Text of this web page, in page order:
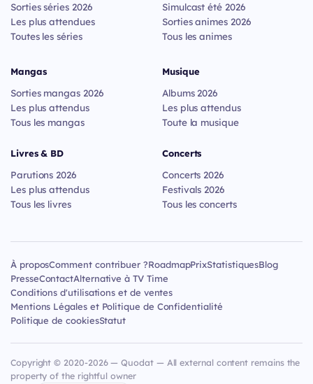
Sorties séries 2026
Les plus attendues
Toutes les séries
Simulcast été 2026
Sorties animes 2026
Tous les animes
Mangas
Sorties mangas 2026
Les plus attendus
Tous les mangas
Livres & BD
Parutions 2026
Les plus attendus
Tous les livres
Musique
Albums 2026
Les plus attendus
Toute la musique
Concerts
Concerts 2026
Festivals 2026
Tous les concerts
À proposComment contribuer ?RoadmapPrixStatistiquesBlog
PresseContactAlternative à TV Time
Conditions d'utilisations et de ventes
Mentions Légales et Politique de Confidentialité
Politique de cookiesStatut
Copyright © 2020-2026 — Quodat — All external content remains the
property of the rightful owner